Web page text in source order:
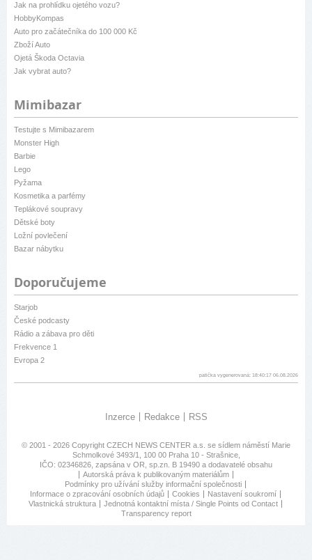
Jak na prohlídku ojetého vozu?
HobbyKompas
Auto pro začátečníka do 100 000 Kč
Zboží Auto
Ojetá Škoda Octavia
Jak vybrat auto?
Mimibazar
Testujte s Mimibazarem
Monster High
Barbie
Lego
Pyžama
Kosmetika a parfémy
Teplákové soupravy
Dětské boty
Ložní povlečení
Bazar nábytku
Doporučujeme
Starjob
České podcasty
Rádio a zábava pro děti
Frekvence 1
Evropa 2
patička vygenerovaná: 18:40:17 06.08.2026
Inzerce Redakce RSS
© 2001 - 2026 Copyright CZECH NEWS CENTER a.s. se sídlem náměstí Marie
Schmolkové 3493/1, 100 00 Praha 10 - Strašnice,
IČO: 02346826, zapsána v OR, sp.zn. B 19490 a dodavatelé obsahu
Autorská práva k publikovaným materiálům
Podmínky pro užívání služby informační společnosti
Informace o zpracování osobních údajů
Cookies
Nastavení soukromí
Vlastnická struktura
Jednotná kontaktní místa / Single Points od Contact
Transparency report